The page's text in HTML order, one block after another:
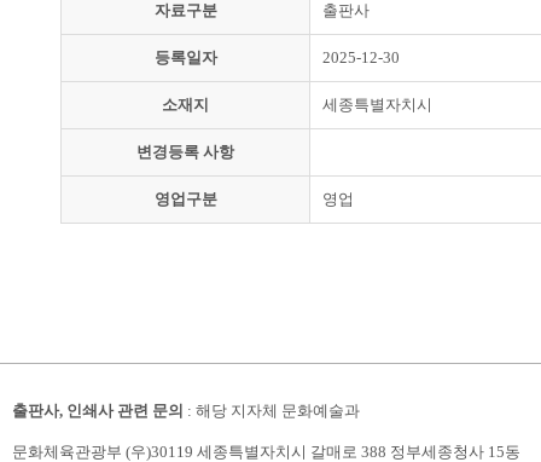
자료구분 출판사
등록일자 2025-12-30
소재지 세종특별자치시
변경등록 사항
영업구분 영업
출판사, 인쇄사 관련 문의 : 해당 지자체 문화예술과
문화체육관광부 (우)30119 세종특별자치시 갈매로 388 정부세종청사 15동